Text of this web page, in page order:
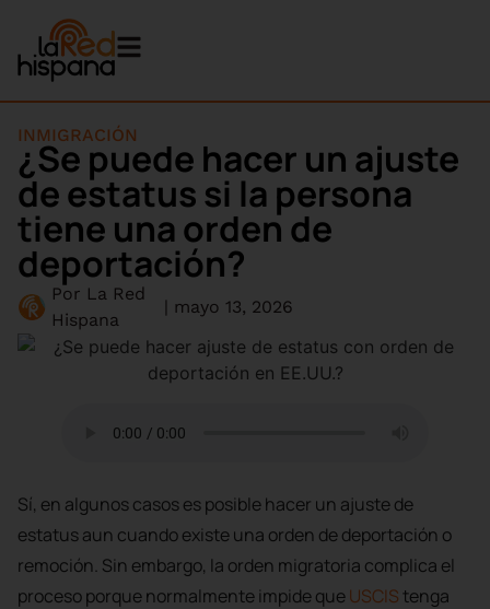
INMIGRACIÓN
¿Se puede hacer un ajuste
de estatus si la persona
tiene una orden de
deportación?
Por La Red
Hispana
| mayo 13, 2026
Sí, en algunos casos es posible hacer un ajuste de
estatus aun cuando existe una orden de deportación o
remoción. Sin embargo, la orden migratoria complica el
proceso porque normalmente impide queUSCIStenga